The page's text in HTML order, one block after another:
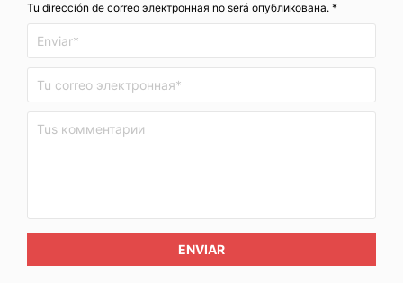
Tu dirección de correo электронная no será опубликована. *
ENVIAR